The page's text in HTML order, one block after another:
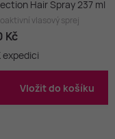
Hair Spray 237 ml
vlasový sprej
Kč
expedici
Vložit do košíku